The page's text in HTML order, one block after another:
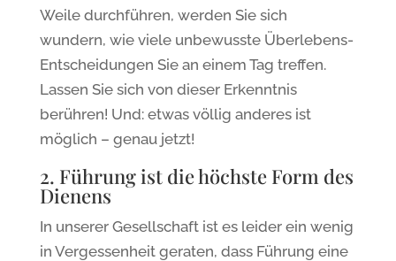
Weile durchführen, werden Sie sich
wundern, wie viele unbewusste Überlebens-
Entscheidungen Sie an einem Tag treffen.
Lassen Sie sich von dieser Erkenntnis
berühren! Und: etwas völlig anderes ist
möglich – genau jetzt!
2. Führung ist die höchste Form des
Dienens
In unserer Gesellschaft ist es leider ein wenig
in Vergessenheit geraten, dass Führung eine